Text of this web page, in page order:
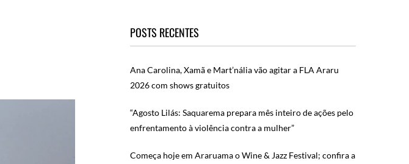
POSTS RECENTES
Ana Carolina, Xamã e Mart’nália vão agitar a FLA Araru
2026 com shows gratuitos
“Agosto Lilás: Saquarema prepara mês inteiro de ações pelo
enfrentamento à violência contra a mulher”
Começa hoje em Araruama o Wine & Jazz Festival; confira a